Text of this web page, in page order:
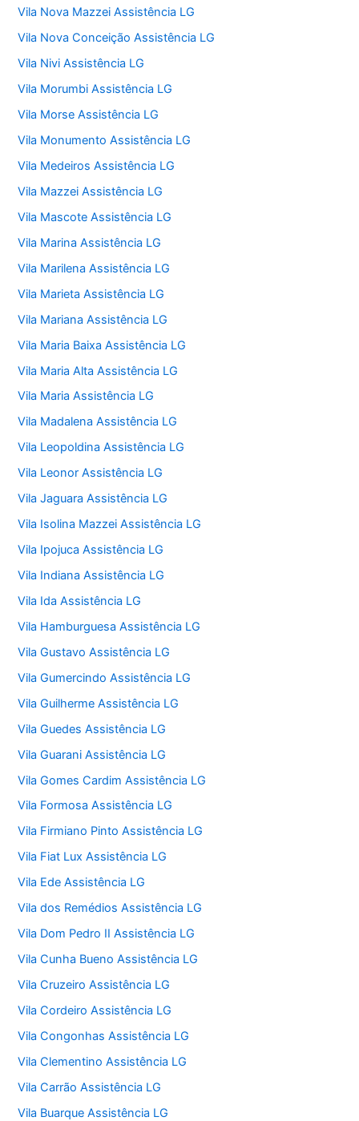
Vila Nova Mazzei Assistência LG
Vila Nova Conceição Assistência LG
Vila Nivi Assistência LG
Vila Morumbi Assistência LG
Vila Morse Assistência LG
Vila Monumento Assistência LG
Vila Medeiros Assistência LG
Vila Mazzei Assistência LG
Vila Mascote Assistência LG
Vila Marina Assistência LG
Vila Marilena Assistência LG
Vila Marieta Assistência LG
Vila Mariana Assistência LG
Vila Maria Baixa Assistência LG
Vila Maria Alta Assistência LG
Vila Maria Assistência LG
Vila Madalena Assistência LG
Vila Leopoldina Assistência LG
Vila Leonor Assistência LG
Vila Jaguara Assistência LG
Vila Isolina Mazzei Assistência LG
Vila Ipojuca Assistência LG
Vila Indiana Assistência LG
Vila Ida Assistência LG
Vila Hamburguesa Assistência LG
Vila Gustavo Assistência LG
Vila Gumercindo Assistência LG
Vila Guilherme Assistência LG
Vila Guedes Assistência LG
Vila Guarani Assistência LG
Vila Gomes Cardim Assistência LG
Vila Formosa Assistência LG
Vila Firmiano Pinto Assistência LG
Vila Fiat Lux Assistência LG
Vila Ede Assistência LG
Vila dos Remédios Assistência LG
Vila Dom Pedro II Assistência LG
Vila Cunha Bueno Assistência LG
Vila Cruzeiro Assistência LG
Vila Cordeiro Assistência LG
Vila Congonhas Assistência LG
Vila Clementino Assistência LG
Vila Carrão Assistência LG
Vila Buarque Assistência LG